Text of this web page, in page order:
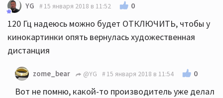
YG 15 января 2018 в 11:52 0
120 Гц надеюсь можно будет ОТКЛЮЧИТЬ, чтобы у
кинокартинки опять вернулась художественная
дистанция
zome_bear @YG 15 января 2018 в 11:54 0
Вот не помню, какой-то производитель уже делал